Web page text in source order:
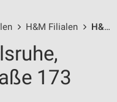
H&M Filialen H&M Karlsruhe / Kaiserstraße 173 - Öffnungszeiten & Adresse
173